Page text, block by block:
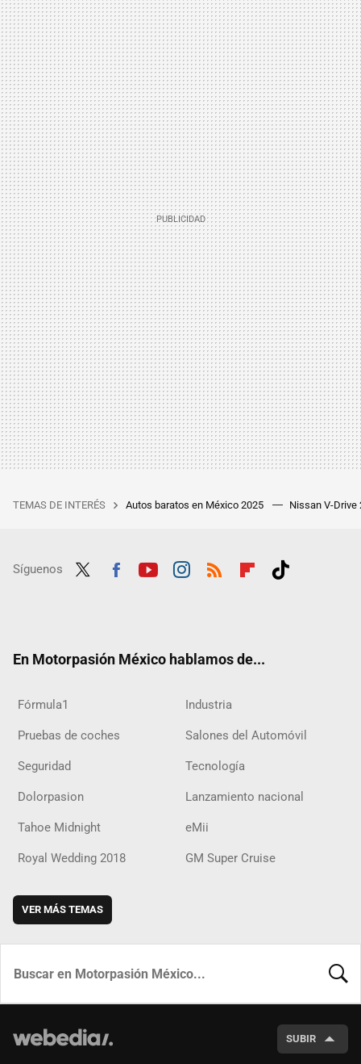
TEMAS DE INTERÉS Autos baratos en México 2025 Nissan V-Drive
Síguenos
En Motorpasión México hablamos de...
Fórmula1 Industria
Pruebas de coches Salones del Automóvil
Seguridad Tecnología
Dolorpasion Lanzamiento nacional
Tahoe Midnight eMii
Royal Wedding 2018 GM Super Cruise
VER MÁS TEMAS
SUBIR